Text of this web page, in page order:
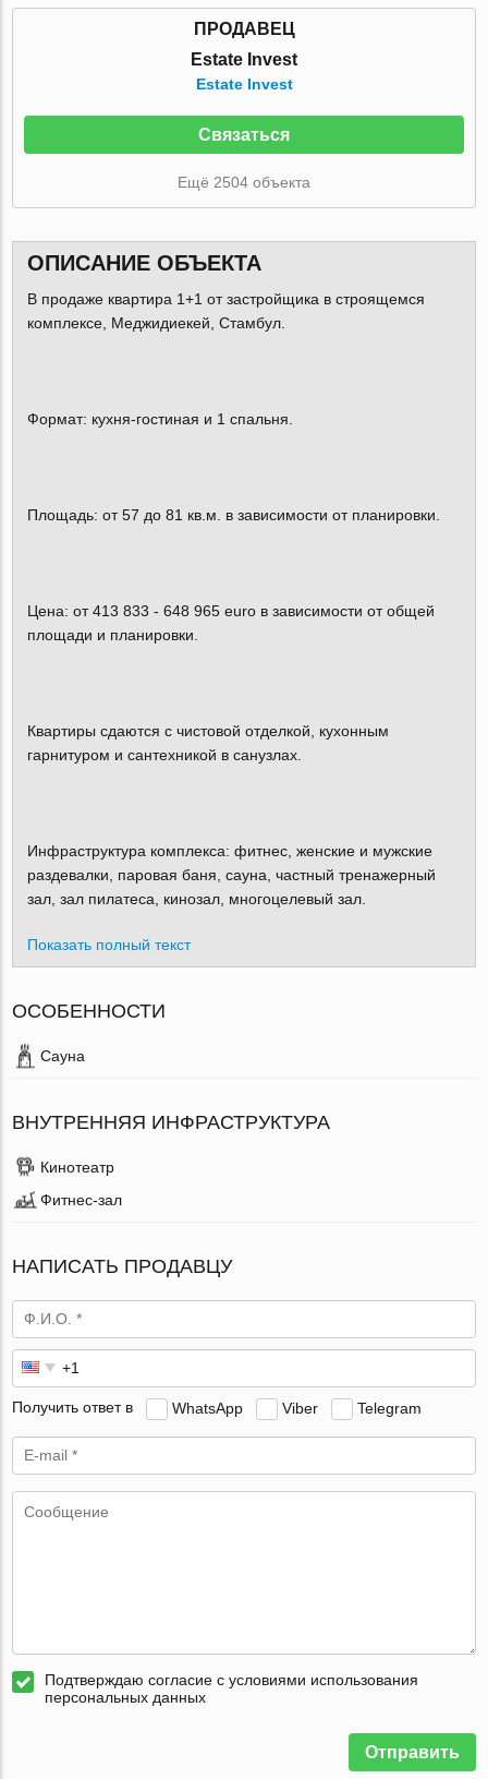
ПРОДАВЕЦ
Estate Invest
Estate Invest
Связаться
Ещё 2504 объекта
ОПИСАНИЕ ОБЪЕКТА
В продаже квартира 1+1 от застройщика в строящемся
комплексе, Меджидиекей, Стамбул.
Формат: кухня-гостиная и 1 спальня.
Площадь: от 57 до 81 кв.м. в зависимости от планировки.
Цена: от 413 833 - 648 965 euro в зависимости от общей
площади и планировки.
Квартиры сдаются с чистовой отделкой, кухонным
гарнитуром и сантехникой в санузлах.
Инфраструктура комплекса: фитнес, женские и мужские
раздевалки, паровая баня, сауна, частный тренажерный
зал, зал пилатеса, кинозал, многоцелевый зал.
Показать полный текст
ОСОБЕННОСТИ
Сауна
ВНУТРЕННЯЯ ИНФРАСТРУКТУРА
Кинотеатр
Фитнес-зал
НАПИСАТЬ ПРОДАВЦУ
Получить ответ в WhatsApp Viber Telegram
Подтверждаю согласие с условиями использования
персональных данных
Отправить